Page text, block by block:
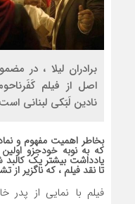
برادران لیلا ، در
نادین لَبَکی لبنانی است
بخاطر اهمیت مفهوم و
که به نوبه خودجزو
یادداشت بیشتر یک
تا نقد فیلم ، که ناگزیر از
فیلم با نمایی از پدر